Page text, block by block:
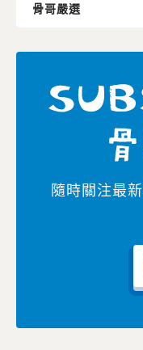
骨哥嚴選
隨時關注最